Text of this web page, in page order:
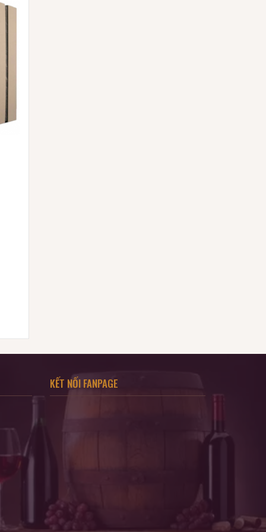
KẾT NỐI FANPAGE